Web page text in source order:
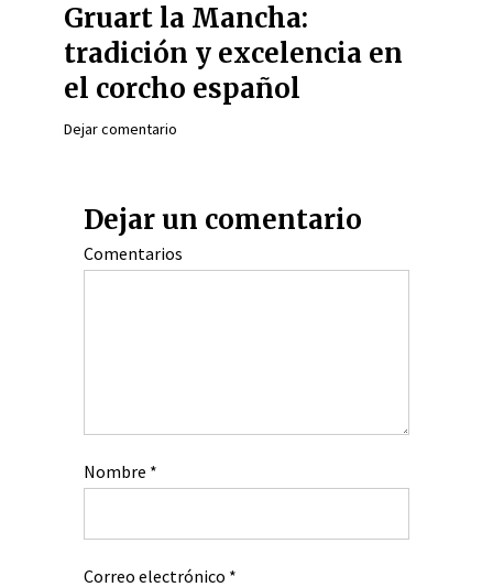
Gruart la Mancha:
tradición y excelencia en
el corcho español
Dejar comentario
Dejar un comentario
Comentarios
Nombre *
Correo electrónico *